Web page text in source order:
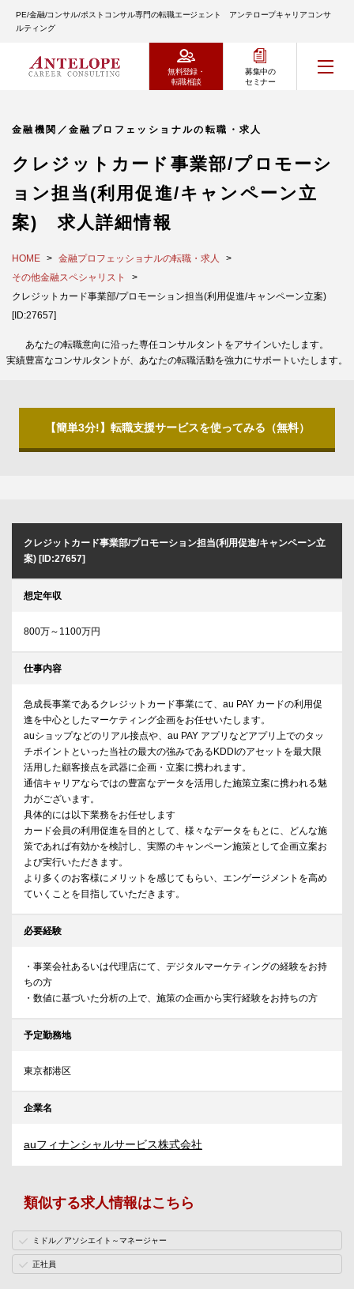
PE/金融/コンサル/ポストコンサル専門の転職エージェント アンテロープキャリアコンサ
ルティング
無料登録・
転職相談
募集中の
セミナー
金融機関／金融プロフェッショナルの転職・求人
クレジットカード事業部/プロモーシ
ョン担当(利用促進/キャンペーン立
案) 求人詳細情報
HOME
金融プロフェッショナルの転職・求人
その他金融スペシャリスト
クレジットカード事業部/プロモーション担当(利用促進/キャンペーン立案)
[ID:27657]
あなたの転職意向に沿った専任コンサルタントをアサインいたします。
実績豊富なコンサルタントが、あなたの転職活動を強力にサポートいたします。
【簡単3分!】転職支援サービスを使ってみる（無料）
クレジットカード事業部/プロモーション担当(利用促進/キャンペーン立
案) [ID:27657]
想定年収
800万～1100万円
仕事内容
急成長事業であるクレジットカード事業にて、au PAY カードの利用促
進を中心としたマーケティング企画をお任せいたします。
auショップなどのリアル接点や、au PAY アプリなどアプリ上でのタッ
チポイントといった当社の最大の強みであるKDDIのアセットを最大限
活用した顧客接点を武器に企画・立案に携われます。
通信キャリアならではの豊富なデータを活用した施策立案に携われる魅
力がございます。
具体的には以下業務をお任せします
カード会員の利用促進を目的として、様々なデータをもとに、どんな施
策であれば有効かを検討し、実際のキャンペーン施策として企画立案お
よび実行いただきます。
より多くのお客様にメリットを感じてもらい、エンゲージメントを高め
ていくことを目指していただきます。
必要経験
・事業会社あるいは代理店にて、デジタルマーケティングの経験をお持
ちの方
・数値に基づいた分析の上で、施策の企画から実行経験をお持ちの方
予定勤務地
東京都港区
企業名
auフィナンシャルサービス株式会社
類似する求人情報はこちら
ミドル／アソシエイト～マネージャー
正社員